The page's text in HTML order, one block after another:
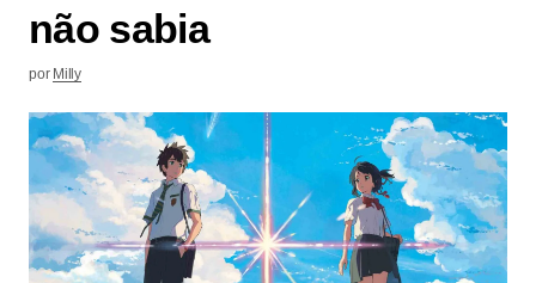
não sabia
por Milly